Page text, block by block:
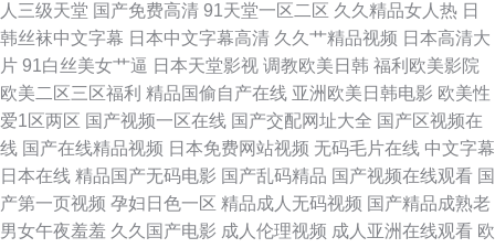
人三级天堂 国产免费高清 91天堂一区二区 久久精品女人热 日
韩丝袜中文字幕 日本中文字幕高清 久久艹精品视频 日本高清大
片 91白丝美女艹逼 日本天堂影视 调教欧美日韩 福利欧美影院
欧美二区三区福利 精品国偷自产在线 亚洲欧美日韩电影 欧美性
爱1区两区 国产视频一区在线 国产交配网址大全 国产区视频在
线 国产在线精品视频 日本免费网站视频 无码毛片在线 中文字幕
日本在线 精品国产无码电影 国产乱码精品 国产视频在线观看 国
产第一页视频 孕妇日色一区 精品成人无码视频 国产精品成熟老
男女午夜羞羞 久久国产电影 成人伦理视频 成人亚洲在线观看 欧